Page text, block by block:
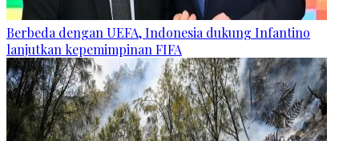
Berbeda dengan UEFA, Indonesia dukung Infantino
lanjutkan kepemimpinan FIFA